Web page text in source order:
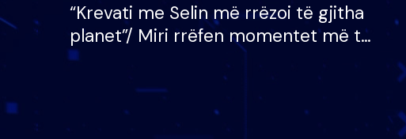
“Krevati me Selin më rrëzoi të gjitha
planet”/ Miri rrëfen momentet më të
bukura në shtëpinë e BB VIP: Do më
mungojë zilja e mëngjesit kur…